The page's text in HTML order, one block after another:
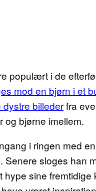
populært i de
mod en bjørn i et
dystre billederfra
og bjørne imellem.
i ringen med
sloges han
hype sine